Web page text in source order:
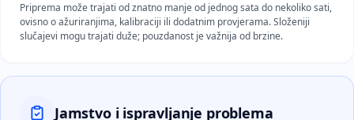
Priprema može trajati od znatno manje od jednog sata do nekoliko sati,
ovisno o ažuriranjima, kalibraciji ili dodatnim provjerama. Složeniji
slučajevi mogu trajati duže; pouzdanost je važnija od brzine.
Jamstvo i ispravljanje problema